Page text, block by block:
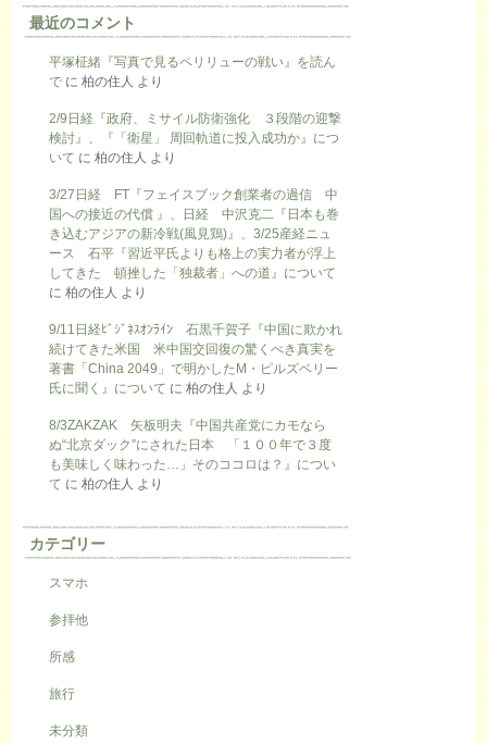
最近のコメント
平塚柾緒『写真で見るペリリューの戦い』を読ん
で に 柏の住人 より
2/9日経『政府、ミサイル防衛強化 ３段階の迎撃
検討』、『「衛星」 周回軌道に投入成功か』につ
いて に 柏の住人 より
3/27日経 FT『フェイスブック創業者の過信 中
国への接近の代償 』、日経 中沢克二『日本も巻
き込むアジアの新冷戦(風見鶏)』、3/25産経ニュ
ース 石平『習近平氏よりも格上の実力者が浮上
してきた 頓挫した「独裁者」への道』について
に 柏の住人 より
9/11日経ﾋﾞｼﾞﾈｽｵﾝﾗｲﾝ 石黒千賀子『中国に欺かれ
続けてきた米国 米中国交回復の驚くべき真実を
著書「China 2049」で明かしたM・ピルズベリー
氏に聞く』について に 柏の住人 より
8/3ZAKZAK 矢板明夫『中国共産党にカモなら
ぬ“北京ダック”にされた日本 「１００年で３度
も美味しく味わった…」そのココロは？』につい
て に 柏の住人 より
カテゴリー
スマホ
参拝他
所感
旅行
未分類